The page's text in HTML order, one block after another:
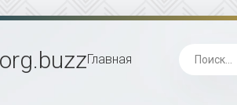
.buzzГлавная